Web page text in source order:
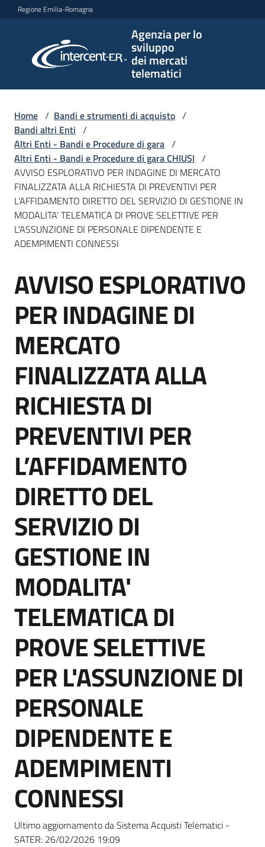
Vai al contenuto
Vai alla navigazione
Vai al footer
Regione Emilia-Romagna
Agenzia per lo
sviluppo
dei mercati
telematici
per lo
sviluppo
telematici
L'Agenzia
Bandi
e
strumenti
acquisto
Supporto
Piattaforme
telematiche
English
site
Seguici
su
Home / Bandi e strumenti di acquisto /
Bandi altri Enti /
Altri Enti - Bandi e Procedure di gara /
Altri Enti - Bandi e Procedure di gara CHIUSI /
AVVISO ESPLORATIVO PER INDAGINE DI MERCATO
FINALIZZATA ALLA RICHIESTA DI PREVENTIVI PER
L’AFFIDAMENTO DIRETTO DEL SERVIZIO DI GESTIONE IN
MODALITA' TELEMATICA DI PROVE SELETTIVE PER
L'ASSUNZIONE DI PERSONALE DIPENDENTE E
ADEMPIMENTI CONNESSI
Salta al contenuto
AVVISO ESPLORATIVO
PER INDAGINE DI
MERCATO
FINALIZZATA ALLA
RICHIESTA DI
PREVENTIVI PER
L’AFFIDAMENTO
DIRETTO DEL
SERVIZIO DI
GESTIONE IN
MODALITA'
TELEMATICA DI
PROVE SELETTIVE
PER L'ASSUNZIONE DI
PERSONALE
DIPENDENTE E
ADEMPIMENTI
CONNESSI
Ultimo aggiornamento da Sistema Acquisti Telematici -
SATER: 26/02/2026 19:09